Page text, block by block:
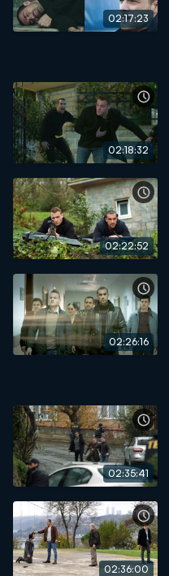
02:17:23
02:18:32
02:22:52
02:26:16
02:35:41
02:36:00